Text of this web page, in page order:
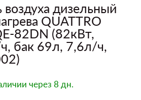
воздуха дизельный
QUATTRO
82DN (82кВт,
бак 69л, 7,6л/ч,
через 8 дн.